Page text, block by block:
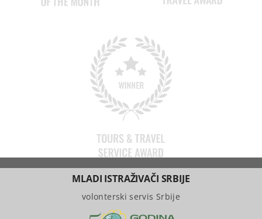
MLADI ISTRAŽIVAČI SRBIJE
volonterski servis Srbije